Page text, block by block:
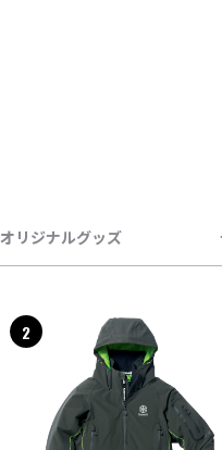
オリジナルグッズ
2